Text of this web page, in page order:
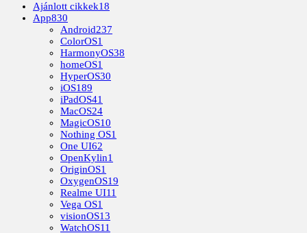
Ajánlott cikkek18
App830
Android237
ColorOS1
HarmonyOS38
homeOS1
HyperOS30
iOS189
iPadOS41
MacOS24
MagicOS10
Nothing OS1
One UI62
OpenKylin1
OriginOS1
OxygenOS19
Realme UI11
Vega OS1
visionOS13
WatchOS11